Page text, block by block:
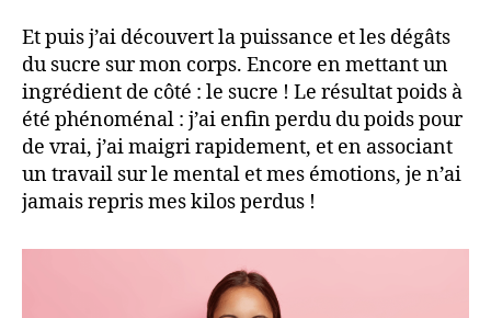
Et puis j’ai découvert la puissance et les dégâts
du sucre sur mon corps. Encore en mettant un
ingrédient de côté : le sucre ! Le résultat poids à
été phénoménal : j’ai enfin perdu du poids pour
de vrai, j’ai maigri rapidement, et en associant
un travail sur le mental et mes émotions, je n’ai
jamais repris mes kilos perdus !